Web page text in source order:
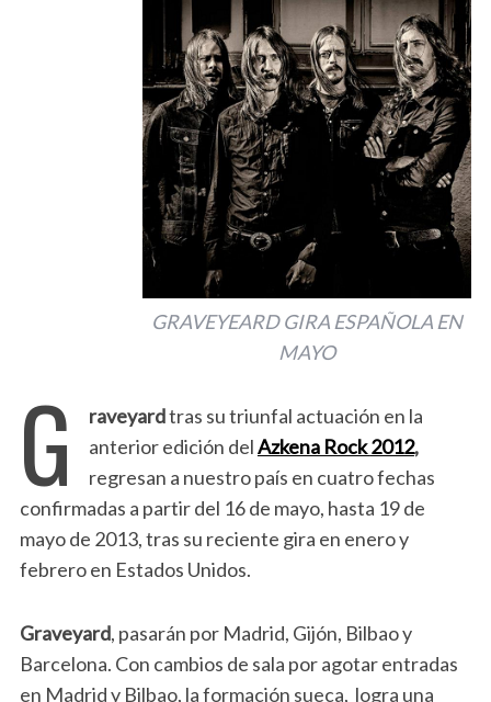
GRAVEYEARD GIRA ESPAÑOLA EN
MAYO
G raveyardtras su triunfal actuación en la
anterior edición delAzkena Rock2012,
regresan a nuestro país en cuatro fechas
confirmadas a partir del 16 de mayo, hasta 19 de
mayo de 2013, tras su reciente gira en enero y
febrero en Estados Unidos.
Graveyard, pasarán por Madrid, Gijón, Bilbao y
Barcelona. Con cambios de sala por agotar entradas
en Madrid y Bilbao, la formación sueca, logra una